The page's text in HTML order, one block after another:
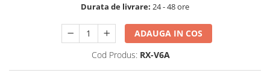
Durata de livrare: 24 - 48 ore
ADAUGA IN COS
Cod Produs: RX-V6A